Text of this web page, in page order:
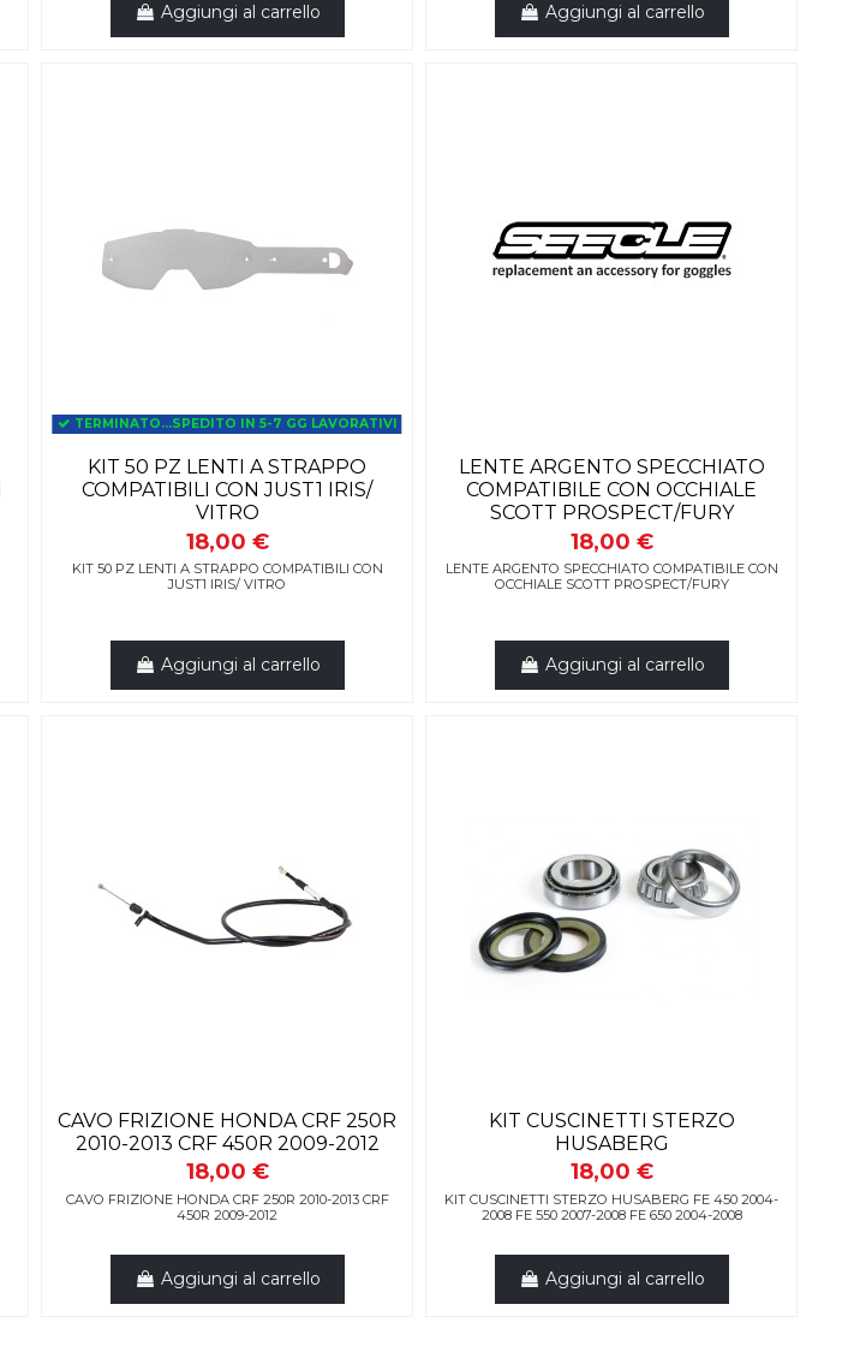
Aggiungi al carrello Aggiungi al carrello
TERMINATO...SPEDITO IN 5-7 GG LAVORATIVI
KIT 50 PZ LENTI A STRAPPO
COMPATIBILI CON JUST1 IRIS/
VITRO
18,00 €
KIT 50 PZ LENTI A STRAPPO COMPATIBILI CON
JUST1 IRIS/ VITRO
Aggiungi al carrello
LENTE ARGENTO SPECCHIATO
COMPATIBILE CON OCCHIALE
SCOTT PROSPECT/FURY
18,00 €
LENTE ARGENTO SPECCHIATO COMPATIBILE CON
OCCHIALE SCOTT PROSPECT/FURY
Aggiungi al carrello
CAVO FRIZIONE HONDA CRF 250R
2010-2013 CRF 450R 2009-2012
18,00 €
CAVO FRIZIONE HONDA CRF 250R 2010-2013 CRF
450R 2009-2012
Aggiungi al carrello
KIT CUSCINETTI STERZO
HUSABERG
18,00 €
KIT CUSCINETTI STERZO HUSABERG FE 450 2004-
2008 FE 550 2007-2008 FE 650 2004-2008
Aggiungi al carrello